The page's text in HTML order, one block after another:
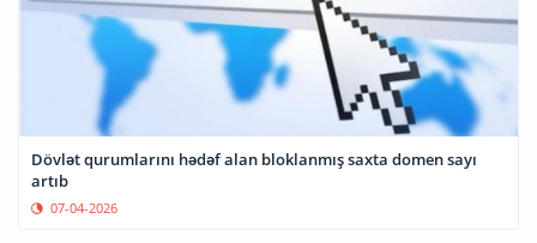
Dövlət qurumlarını hədəf alan bloklanmış saxta domen sayı
artıb
07-04-2026